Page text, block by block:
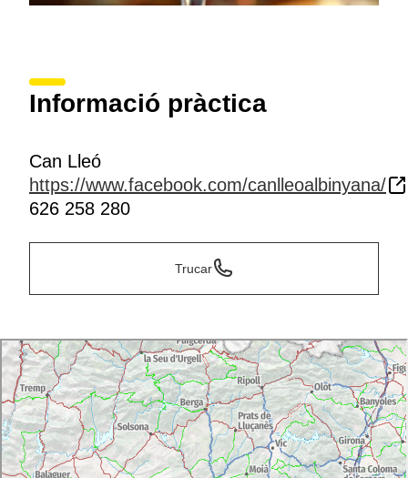
Informació pràctica
Can Lleó
https://www.facebook.com/canlleoalbinyana/
626 258 280
Trucar